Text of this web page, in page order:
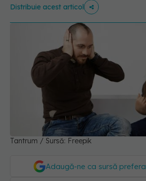
Distribuie acest articol
Tantrum / Sursă: Freepik
Adaugă-ne ca sursă